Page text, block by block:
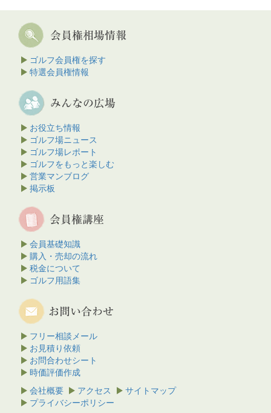
ゴルフ会員権を探す
特選会員権情報
お役立ち情報
ゴルフ場ニュース
ゴルフ場レポート
ゴルフをもっと楽しむ
営業マンブログ
掲示板
会員基礎知識
購入・売却の流れ
税金について
ゴルフ用語集
フリー相談メール
お見積り依頼
お問合わせシート
時価評価作成
会社概要
アクセス
サイトマップ
プライバシーポリシー